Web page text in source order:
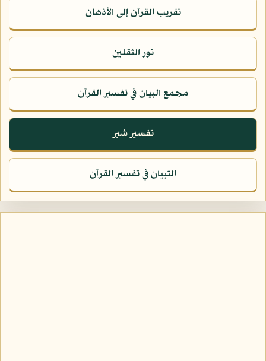
تقريب القرآن إلى الأذهان
نور الثقلين
مجمع البيان في تفسير القرآن
تفسير شبر
التبيان في تفسير القرآن